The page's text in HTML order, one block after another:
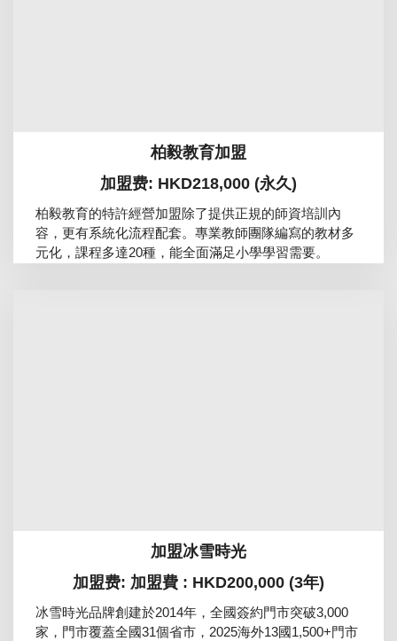
柏毅教育加盟
加盟费: HKD218,000 (永久)
柏毅教育的特許經營加盟除了提供正規的師資培訓內
容，更有系統化流程配套。專業教師團隊編寫的教材多
元化，課程多達20種，能全面滿足小學學習需要。
加盟冰雪時光
加盟费: 加盟費 : HKD200,000 (3年)
冰雪時光品牌創建於2014年，全國簽約門市突破3,000
家，門市覆蓋全國31個省市，2025海外13國1,500+門市